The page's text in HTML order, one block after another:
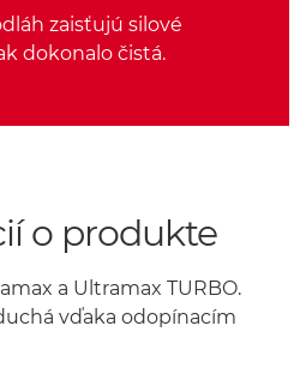
zaisťujú silové
dokonalo čistá.
o produkte
a Ultramax TURBO.
vďaka odopínacím